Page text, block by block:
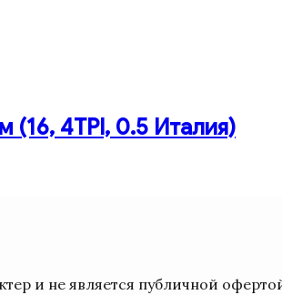
(16, 4TPI, 0.5 Италия)
и не является публичной